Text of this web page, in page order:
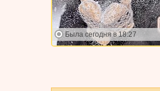
Была сегодня в 18:27